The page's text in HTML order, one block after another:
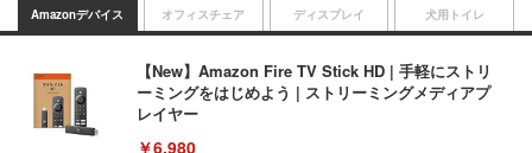
Amazonデバイス
【New】Amazon Fire TV Stick HD | 手軽にストリ
ーミングをはじめよう | ストリーミングメディアプ
レイヤー
￥6,980
オフィスチェア ディスプレイ 犬用トイレ